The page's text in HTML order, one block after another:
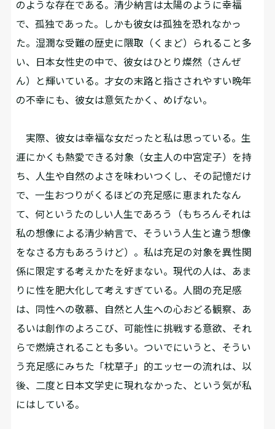
のような存在である。清少納言は太陽のように幸福
で、孤独であった。しかも彼女は孤独を恐れなかっ
た。湿潤な受難の歴史に隈取（くまど）られること多
い、日本女性史の中で、彼女はひとり燦然（さんぜ
ん）と輝いている。才女の末路と指さされやすい晩年
の不幸にも、彼女は意気たかく、めげない。
実際、彼女は幸福な女だったと私は思っている。生
涯にかくも熱愛できる対象（女主人の中宮定子）を持
ち、人生や自然のよさを味わいつくし、その記憶だけ
で、一生おつりがくるほどの充足感に恵まれたなん
て、何というたのしい人生であろう（もちろんそれは
私の想像による清少納言で、そういう人生と違う想像
をなさる方もあろうけど）。私は充足の対象を異性関
係に限定する考えかたを好まない。現代の人は、あま
りに性を肥大化して考えすぎている。人間の充足感
は、同性への敬慕、自然と人生への心おどる観察、あ
るいは創作のよろこび、可能性に挑戦する意欲、それ
らで燃焼されることも多い。ついでにいうと、そうい
う充足感にみちた「枕草子」的エッセーの流れは、以
後、二度と日本文学史に現れなかった、という気が私
にはしている。